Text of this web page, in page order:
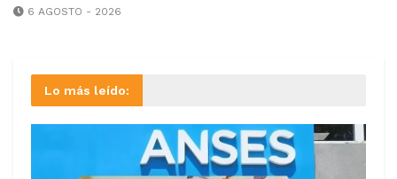
6 AGOSTO - 2026
Lo más leído: